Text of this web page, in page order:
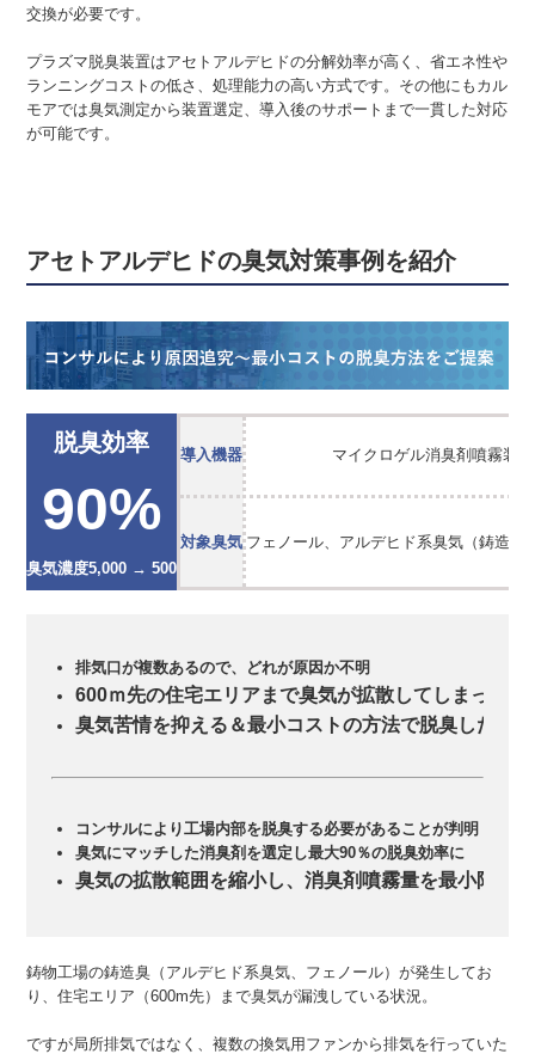
交換が必要です。
プラズマ脱臭装置はアセトアルデヒドの分解効率が高く、省エネ性や
ランニングコストの低さ、処理能力の高い方式です。その他にもカル
モアでは臭気測定から装置選定、導入後のサポートまで一貫した対応
が可能です。
アセトアルデヒドの臭気対策事例を紹介
脱臭効率
90%
臭気濃度5,000 → 500
導入機器 マイクロゲル消臭剤噴霧装置
対象臭気 フェノール、アルデヒド系臭気（鋳造工
排気口が複数あるので、どれが原因か不明
600ｍ先の住宅エリアまで臭気が拡散してしまってい
臭気苦情を抑える＆最小コストの方法で脱臭したい
コンサルにより工場内部を脱臭する必要があることが判明
臭気にマッチした消臭剤を選定し最大90％の脱臭効率に
臭気の拡散範囲を縮小し、消臭剤噴霧量を最小限に
鋳物工場の鋳造臭（アルデヒド系臭気、フェノール）が発生してお
り、住宅エリア（600m先）まで臭気が漏洩している状況。
ですが局所排気ではなく、複数の換気用ファンから排気を行っていた